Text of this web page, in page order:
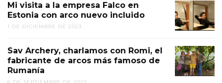
Mi visita a la empresa Falco en
Estonia con arco nuevo incluido
1 DE DICIEMBRE DE 2023
Sav Archery, charlamos con Romi, el
fabricante de arcos más famoso de
Rumanía